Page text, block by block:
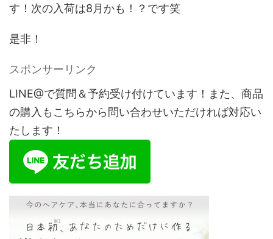
す！次の入荷は8月かも！？です笑
是非！
スポンサーリンク
LINE@で質問＆予約受け付けています！また、商品
の購入もこちらから問い合わせいただければ対応い
たします！